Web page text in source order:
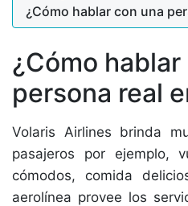
¿Cómo hablar con una
¿Cómo hablar
persona real
Volaris Airlines brinda
pasajeros por ejemplo,
cómodos, comida
aerolínea provee los